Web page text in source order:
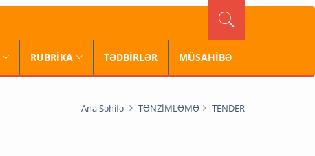
RUBRİKA TƏDBİRLƏR MÜSAHİBƏ
Ana Səhifə TƏNZİMLƏMƏ TENDER